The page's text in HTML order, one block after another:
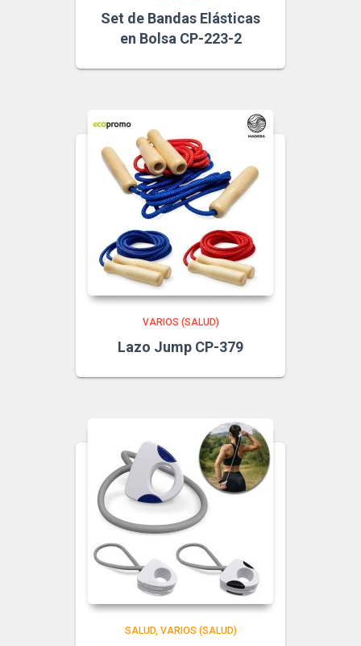
Set de Bandas Elásticas
en Bolsa CP-223-2
VARIOS (SALUD)
Lazo Jump CP-379
SALUD VARIOS (SALUD)